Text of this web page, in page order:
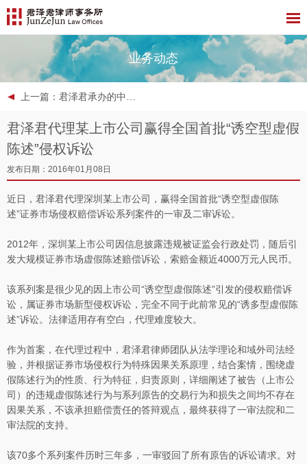
业务动态
上一篇 ：君泽君承办的中国进出口银行进元2015年信贷资产证券化信托资产支持证券成功发行
君泽君代理某上市公司赢得全国首批“诱空型虚假
陈述”侵权诉讼
发布日期：2016年01月08日
近日，君泽君代理深圳某上市公司，赢得全国首批“诱空型虚假陈
述”证券市场侵权赔偿诉讼系列案件的一审及二审诉讼。
2012年，深圳某上市公司因信息披露违规被证监会行政处罚，随后引
发大规模证券市场虚假陈述赔偿诉讼，索赔金额近4000万元人民币。
该系列案是很少见的因上市公司“诱空型虚假陈述”引发的侵权赔偿诉
讼，属证券市场新型侵权诉讼，完全不同于此前常见的“诱多型虚假陈
述”诉讼。法律适用存有空白，代理难度较大。
作为首案，在代理过程中，君泽君律师团队从法学理论和域外司法经
验，并根据证券市场侵权行为特殊因果关系原理，结合案情，围绕虚
假陈述行为的性质、行为特征，归责原则，详细阐述了被告（上市公
司）的违规虚假陈述行为与系列原告的交易行为和损失之间均不存在
因果关系，不该承担赔偿责任的答辩观点，最终获得了一审法院和二
审法院的支持。
该70多个系列案件历时三年多，一审驳回了所有原告的诉讼请求。对